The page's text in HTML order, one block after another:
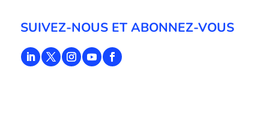
SUIVEZ-NOUS ET ABONNEZ-VOUS